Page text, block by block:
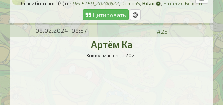
Спасибо за пост (4) от: DELETED_20240522, DemonS Rdan Наталия Быкова
Цитировать
09.02.2024, 09:57 #25
Артём Ка
Хокку-мастер — 2021